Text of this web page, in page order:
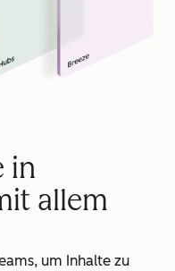
in
allem
um Inhalte zu